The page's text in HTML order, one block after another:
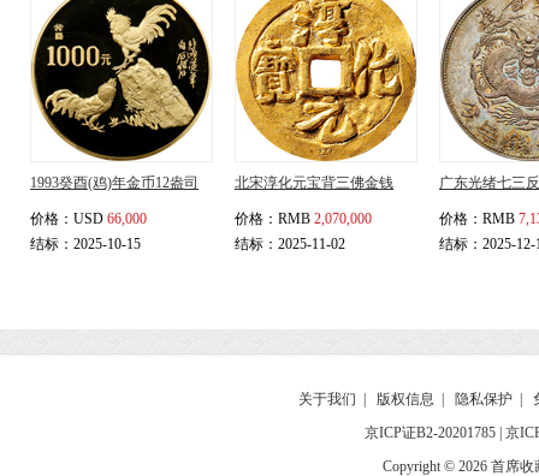
1993癸酉(鸡)年金币12盎司
价格： USD 66,000
结标：2025-10-15
北宋淳化元宝背三佛金钱
价格： RMB 2,070,000
结标：2025-11-02
广东光绪七三
价格： RMB
结标：2025-12-
关于我们 版权信息 隐私保护
京ICP证B2-20201785 京
Copyright © 2026 首席收